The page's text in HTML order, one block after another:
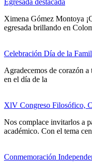
Egresada destacada
Ximena Gómez Montoya
egresada brillando en
Celebración Día de la
Agradecemos de corazón
en el día de la
XlV Congreso Filosófico,
Nos complace invitarlos a
académico. Con el tema
Conmemoración